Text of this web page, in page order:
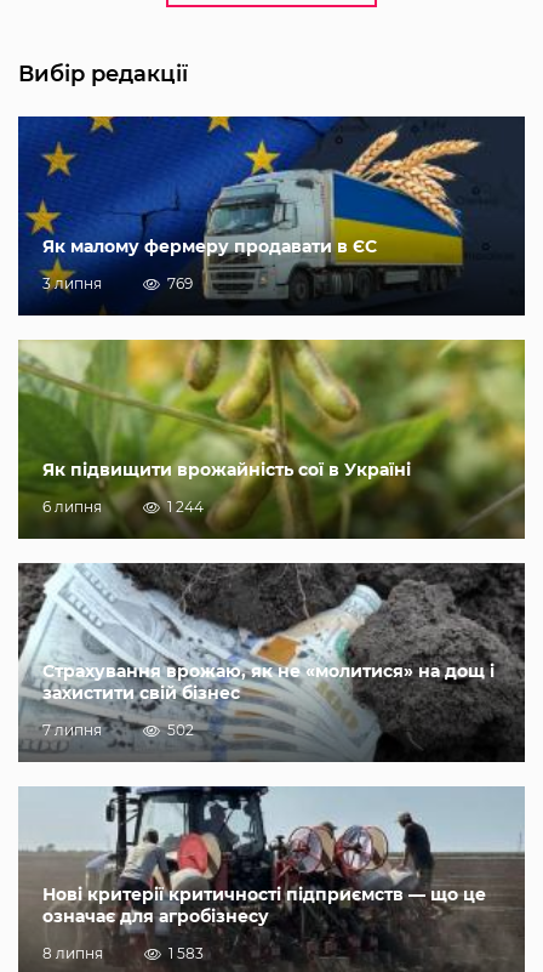
Вибір редакції
Як малому фермеру продавати в ЄС
3 липня 769
Як підвищити врожайність сої в Україні
6 липня 1 244
Страхування врожаю, як не «молитися» на дощ і
захистити свій бізнес
7 липня 502
Нові критерії критичності підприємств — що це
означає для агробізнесу
8 липня 1 583